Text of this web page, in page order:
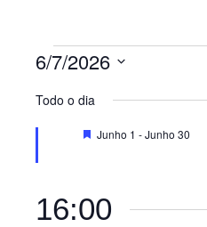
Eventos
for
Junho
7,
2026
6/7/2026
a
Todo o dia
Destaque
Junho 1 -Junho 30
16:00